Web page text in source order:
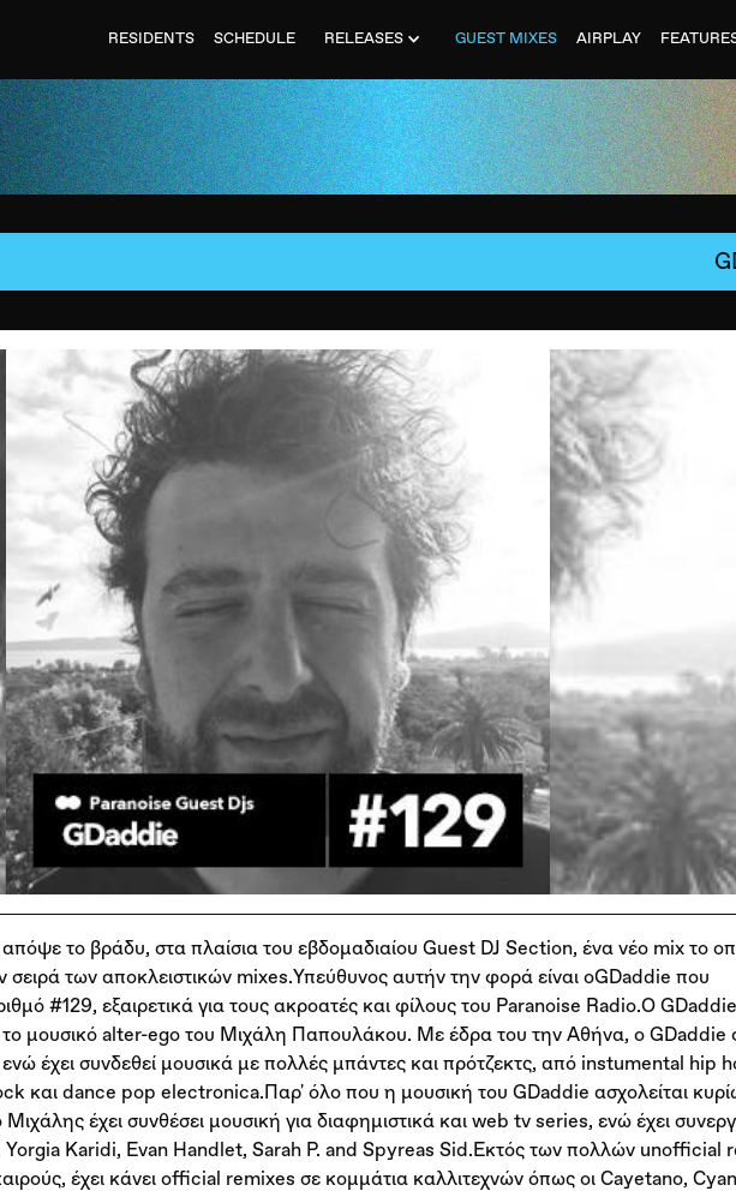
RESIDENTS SCHEDULE RELEASES GUEST MIXES AIRPLAY
το βράδυ, στα πλαίσια του εβδομαδιαίου Guest DJ Section, ένα νέο mix το
σειρά των αποκλειστικών mixes.Υπεύθυνος αυτήν την φορά είναι οGDaddie που
#129, εξαιρετικά για τους ακροατές και φίλους του Paranoise Radio.Ο GDaddie
μουσικό alter-ego του Μιχάλη Παπουλάκου. Με έδρα του την Αθήνα, ο GDaddie
έχει συνδεθεί μουσικά με πολλές μπάντες και πρότζεκτς, από instumental hip
και dance pop electronica.Παρ' όλο που η μουσική του GDaddie ασχολείται
έχει συνθέσει μουσική για διαφημιστικά και web tv series, ενώ έχει
Yorgia Karidi, Evan Handlet, Sarah P. and Spyreas Sid.Εκτός των πολλών unofficial
έχει κάνει official remixes σε κομμάτια καλλιτεχνών όπως οι Cayetano,